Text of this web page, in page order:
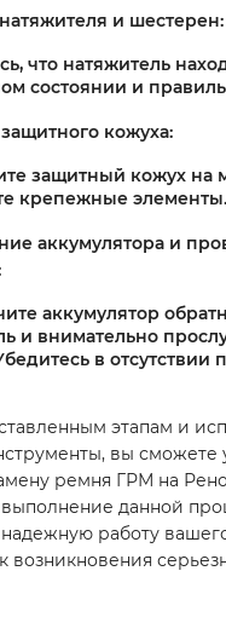
и шестерен:
что натяжитель
состоянии и
кожуха:
защитный кожух на
крепежные элементы.
аккумулятора и
аккумулятор
и внимательно
в отсутствии
этапам и
вы сможете
ремня ГРМ на
данной
надежную работу
возникновения